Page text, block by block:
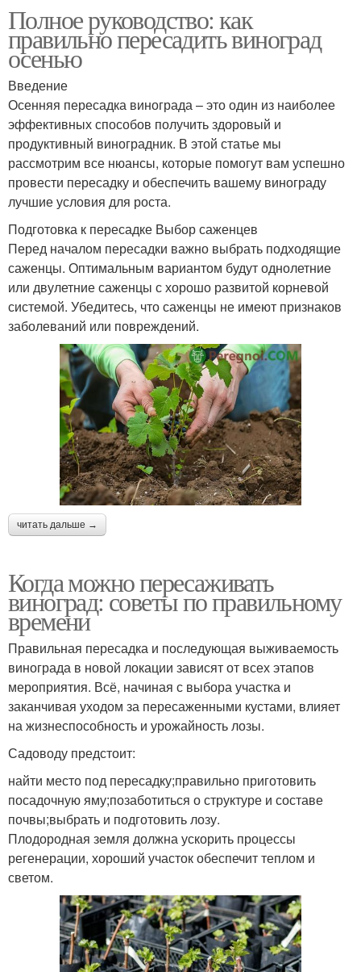
Полное руководство: как
правильно пересадить виноград
осенью
Введение
Осенняя пересадка винограда – это один из наиболее
эффективных способов получить здоровый и
продуктивный виноградник. В этой статье мы
рассмотрим все нюансы, которые помогут вам успешно
провести пересадку и обеспечить вашему винограду
лучшие условия для роста.
Подготовка к пересадке Выбор саженцев
Перед началом пересадки важно выбрать подходящие
саженцы. Оптимальным вариантом будут однолетние
или двулетние саженцы с хорошо развитой корневой
системой. Убедитесь, что саженцы не имеют признаков
заболеваний или повреждений.
читать дальше →
Когда можно пересаживать
виноград: советы по правильному
времени
Правильная пересадка и последующая выживаемость
винограда в новой локации зависят от всех этапов
мероприятия. Всё, начиная с выбора участка и
заканчивая уходом за пересаженными кустами, влияет
на жизнеспособность и урожайность лозы.
Садоводу предстоит:
найти место под пересадку;правильно приготовить
посадочную яму;позаботиться о структуре и составе
почвы;выбрать и подготовить лозу.
Плодородная земля должна ускорить процессы
регенерации, хороший участок обеспечит теплом и
светом.